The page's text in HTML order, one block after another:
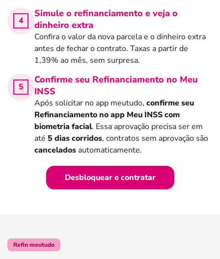
Simule o refinanciamento e veja o
dinheiro extra
Confira o valor da nova parcela e o dinheiro extra
antes de fechar o contrato. Taxas a partir de
1,39% ao mês, sem surpresa.
Confirme seu Refinanciamento no Meu
INSS
Após solicitar no app meutudo, confirme seu
Refinanciamento no app Meu INSS com
biometria facial. Essa aprovação precisa ser em
até 5 dias corridos, contratos sem aprovação são
cancelados automaticamente.
Desbloquear e contratar
Refin meutudo